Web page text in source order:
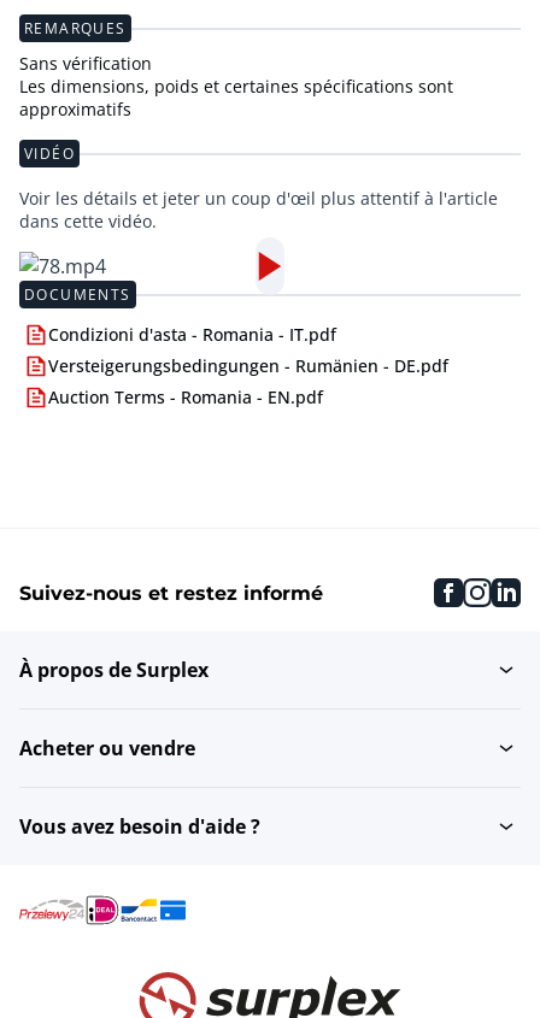
REMARQUES
Sans vérification
Les dimensions, poids et certaines spécifications sont
approximatifs
VIDÉO
Voir les détails et jeter un coup d'œil plus attentif à l'article
dans cette vidéo.
DOCUMENTS
Condizioni d'asta - Romania - IT.pdf
Versteigerungsbedingungen - Rumänien - DE.pdf
Auction Terms - Romania - EN.pdf
Suivez-nous et restez informé
À propos de Surplex
Acheter ou vendre
Vous avez besoin d'aide ?